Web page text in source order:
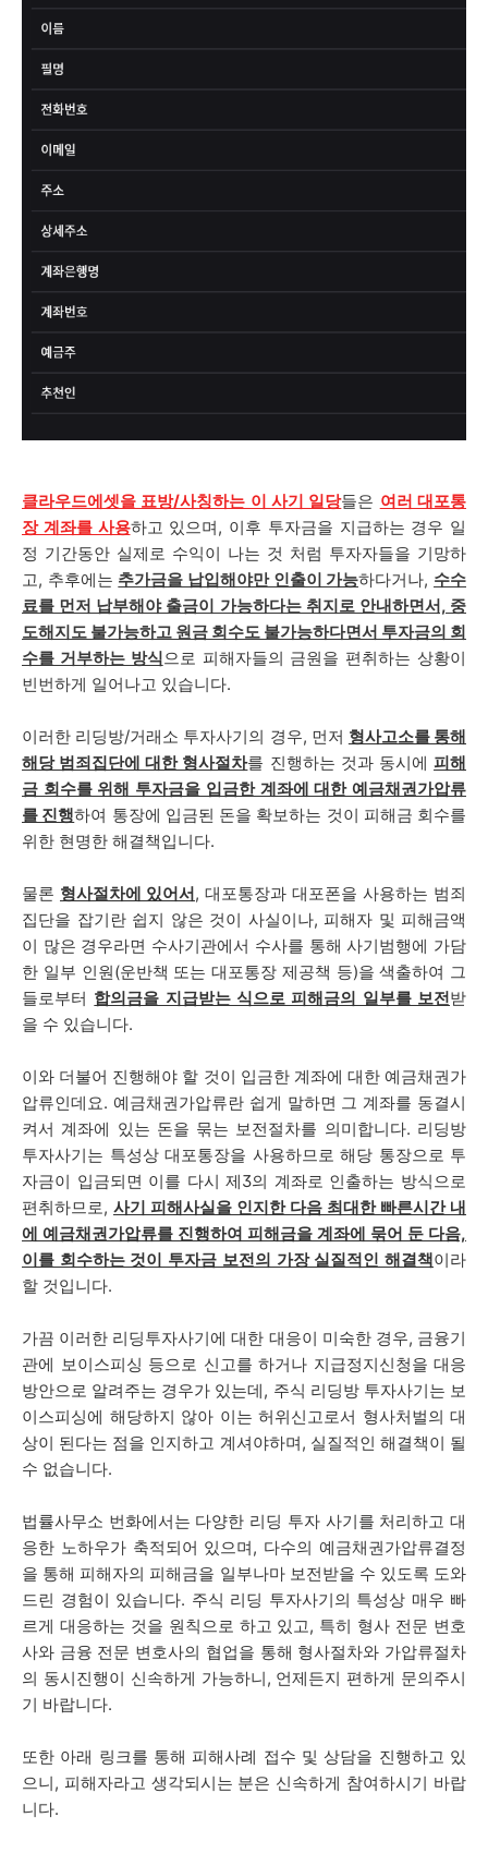
클라우드에셋을 표방/사칭하는 이 사기 일당들은 여러 대포통
장 계좌를 사용하고 있으며, 이후 투자금을 지급하는 경우 일
정 기간동안 실제로 수익이 나는 것 처럼 투자자들을 기망하
고, 추후에는 추가금을 납입해야만 인출이 가능하다거나, 수수
료를 먼저 납부해야 출금이 가능하다는 취지로 안내하면서, 중
도해지도 불가능하고 원금 회수도 불가능하다면서 투자금의 회
수를 거부하는 방식으로 피해자들의 금원을 편취하는 상황이
빈번하게 일어나고 있습니다.
이러한 리딩방/거래소 투자사기의 경우, 먼저 형사고소를 통해
해당 범죄집단에 대한 형사절차를 진행하는 것과 동시에 피해
금 회수를 위해 투자금을 입금한 계좌에 대한 예금채권가압류
를 진행하여 통장에 입금된 돈을 확보하는 것이 피해금 회수를
위한 현명한 해결책입니다.
물론 형사절차에 있어서, 대포통장과 대포폰을 사용하는 범죄
집단을 잡기란 쉽지 않은 것이 사실이나, 피해자 및 피해금액
이 많은 경우라면 수사기관에서 수사를 통해 사기범행에 가담
한 일부 인원(운반책 또는 대포통장 제공책 등)을 색출하여 그
들로부터 합의금을 지급받는 식으로 피해금의 일부를 보전받
을 수 있습니다.
이와 더불어 진행해야 할 것이 입금한 계좌에 대한 예금채권가
압류인데요. 예금채권가압류란 쉽게 말하면 그 계좌를 동결시
켜서 계좌에 있는 돈을 묶는 보전절차를 의미합니다. 리딩방
투자사기는 특성상 대포통장을 사용하므로 해당 통장으로 투
자금이 입금되면 이를 다시 제3의 계좌로 인출하는 방식으로
편취하므로, 사기 피해사실을 인지한 다음 최대한 빠른시간 내
에 예금채권가압류를 진행하여 피해금을 계좌에 묶어 둔 다음,
이를 회수하는 것이 투자금 보전의 가장 실질적인 해결책이라
할 것입니다.
가끔 이러한 리딩투자사기에 대한 대응이 미숙한 경우, 금융기
관에 보이스피싱 등으로 신고를 하거나 지급정지신청을 대응
방안으로 알려주는 경우가 있는데, 주식 리딩방 투자사기는 보
이스피싱에 해당하지 않아 이는 허위신고로서 형사처벌의 대
상이 된다는 점을 인지하고 계셔야하며, 실질적인 해결책이 될
수 없습니다.
법률사무소 번화에서는 다양한 리딩 투자 사기를 처리하고 대
응한 노하우가 축적되어 있으며, 다수의 예금채권가압류결정
을 통해 피해자의 피해금을 일부나마 보전받을 수 있도록 도와
드린 경험이 있습니다. 주식 리딩 투자사기의 특성상 매우 빠
르게 대응하는 것을 원칙으로 하고 있고, 특히 형사 전문 변호
사와 금융 전문 변호사의 협업을 통해 형사절차와 가압류절차
의 동시진행이 신속하게 가능하니, 언제든지 편하게 문의주시
기 바랍니다.
또한 아래 링크를 통해 피해사례 접수 및 상담을 진행하고 있
으니, 피해자라고 생각되시는 분은 신속하게 참여하시기 바랍
니다.